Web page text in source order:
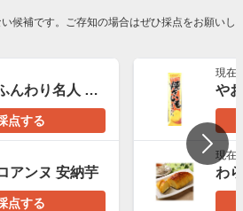
候補です。ご存知の場合はぜひ採点をお願いし
越後製菓 ふんわり名人 安納いも
点する
アンヌ 安納芋
点する
現在
現在